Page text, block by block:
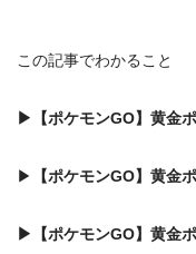
この記事でわかること
▶ 【ポケモンGO】黄金
▶ 【ポケモンGO】黄金
▶ 【ポケモンGO】黄金